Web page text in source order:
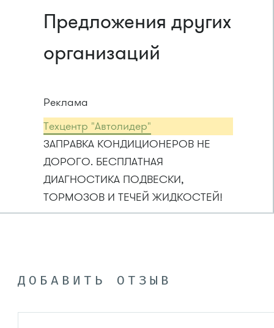
Предложения других
организаций
Реклама
Техцентр "Автолидер"
ЗАПРАВКА КОНДИЦИОНЕРОВ НЕ
ДОРОГО. БЕСПЛАТНАЯ
ДИАГНОСТИКА ПОДВЕСКИ,
ТОРМОЗОВ И ТЕЧЕЙ ЖИДКОСТЕЙ!
ДОБАВИТЬ ОТЗЫВ